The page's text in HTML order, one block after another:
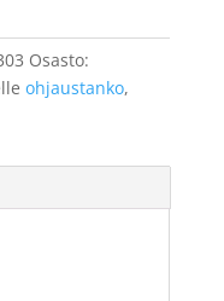
Osasto:
ohjaustanko,